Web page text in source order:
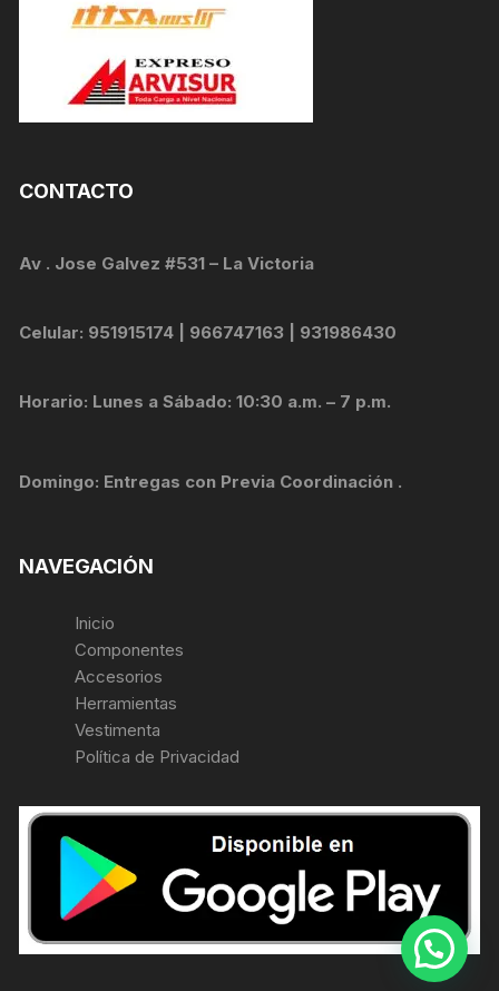
CONTACTO
Av . Jose Galvez #531 – La Victoria
Celular: 951915174 | 966747163 | 931986430
Horario: Lunes a Sábado: 10:30 a.m. – 7 p.m.
Domingo: Entregas con Previa Coordinación .
NAVEGACIÓN
Inicio
Componentes
Accesorios
Herramientas
Vestimenta
Política de Privacidad